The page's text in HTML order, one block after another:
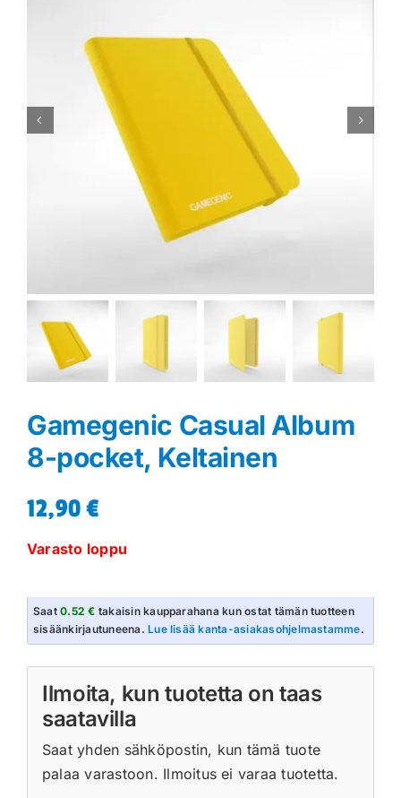
Greidatut kortit
Gamegenic Casual Album
8-pocket, Keltainen
12,90€
Varasto loppu
Saat0.52 € takaisin kaupparahana kun ostat tämän tuotteen
sisäänkirjautuneena.Lue lisää kanta-asiakasohjelmastamme.
Ilmoita, kun tuotetta on taas
saatavilla
Saat yhden sähköpostin, kun tämä tuote
palaa varastoon. Ilmoitus ei varaa tuotetta.